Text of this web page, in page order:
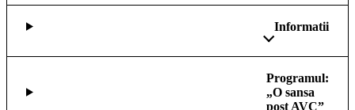
Informatii
Programul:
„O sansa
post AVC”